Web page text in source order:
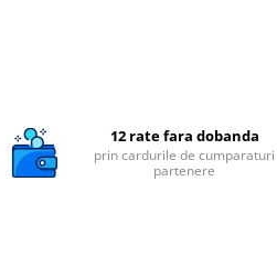
12 rate fara dobanda
prin cardurile de cumparaturi
partenere